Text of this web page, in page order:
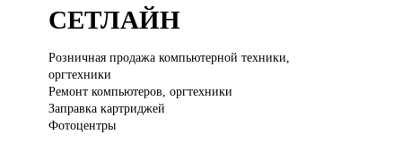
СЕТЛАЙН
Розничная продажакомпьютерной техники,
оргтехники
Ремонт компьютеров, оргтехники
Заправка картриджей
Фотоцентры